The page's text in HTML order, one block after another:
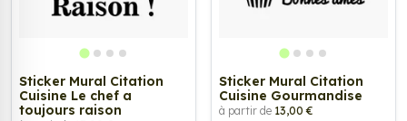
Sticker Mural Citation
Cuisine Le chef a
toujours raison
Sticker Mural Citation
Cuisine Gourmandise
à partir de 13,00 €